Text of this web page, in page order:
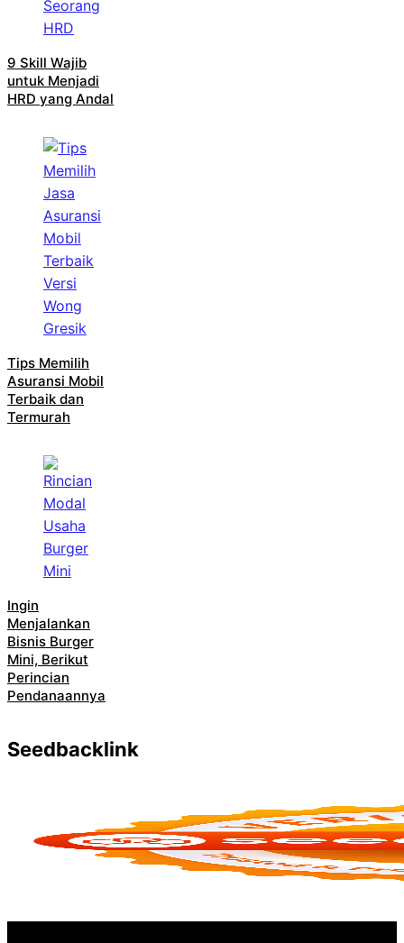
9 Skill Wajib
untuk Menjadi
HRD yang Andal
Tips Memilih
Asuransi Mobil
Terbaik dan
Termurah
Ingin
Menjalankan
Bisnis Burger
Mini, Berikut
Perincian
Pendanaannya
Seedbacklink